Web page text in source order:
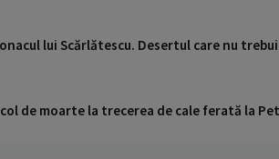
lui Scărlătescu. Desertul care nu
de moarte la trecerea de cale ferată la